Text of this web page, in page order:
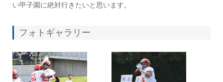
い甲子園に絶対行きたいと思います。
フォトギャラリー